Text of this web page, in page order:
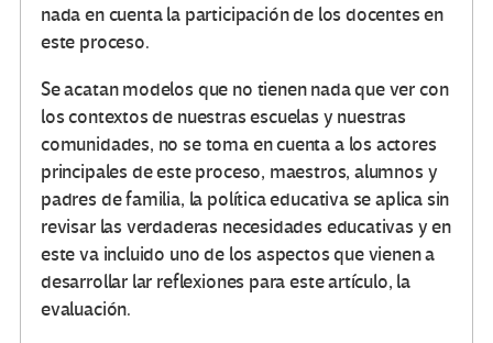
nada en cuenta la participación de los docentes en
este proceso.
Se acatan modelos que no tienen nada que ver con
los contextos de nuestras escuelas y nuestras
comunidades, no se toma en cuenta a los actores
principales de este proceso, maestros, alumnos y
padres de familia, la política educativa se aplica sin
revisar las verdaderas necesidades educativas y en
este va incluido uno de los aspectos que vienen a
desarrollar lar reflexiones para este artículo, la
evaluación.